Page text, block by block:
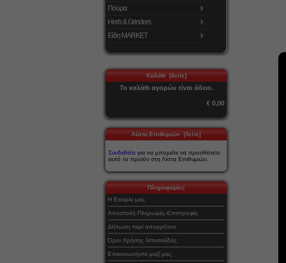
Πούρα
Herb & Grinders
Είδη MARKET
Καλάθι [δείτε]
Το καλάθι αγορών είναι άδειο.
€ 0,00
Λίστα Επιθυμιών [δείτε]
Συνδεθείτε για να μπορείτε να προσθέσετε
αυτό το προϊόν στη Λίστα Επιθυμιών.
Πληροφορίες
Η Εταιρία μας
Αποστολή-Πληρωμές-Επιστροφές
Δήλωση περί απορρήτου
Όροι Χρήσης Ιστοσελίδας
Επικοινωνήστε μαζί μας